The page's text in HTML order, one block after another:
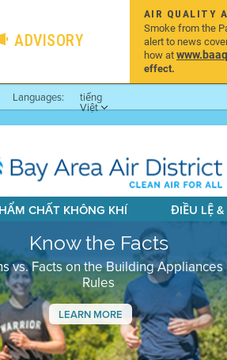
ADVISORY
AIR QUALITY
Smoke from the
alert to news
how at
effect.
Languages:
tiếng
Việt
CHẤT KHÔNG KHÍ ĐIỀU LỆ
Know the Facts
vs. Facts on the Building Appliances
Rules
LEARN MORE